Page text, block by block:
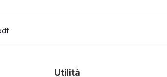
Utilità